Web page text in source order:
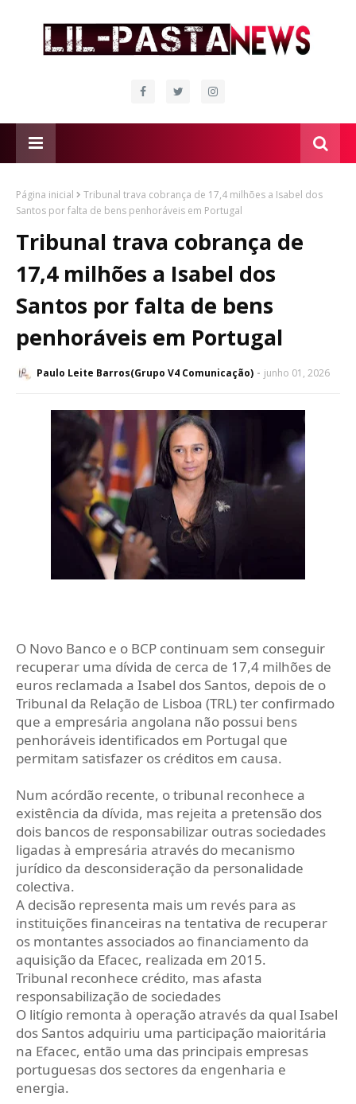
Página inicial
Tribunal trava cobrança de 17,4 milhões a Isabel dos
Santos por falta de bens penhoráveis em Portugal
Tribunal trava cobrança de
17,4 milhões a Isabel dos
Santos por falta de bens
penhoráveis em Portugal
Paulo Leite Barros(Grupo V4 Comunicação) junho 01, 2026
O Novo Banco e o BCP continuam sem conseguir
recuperar uma dívida de cerca de 17,4 milhões de
euros reclamada a Isabel dos Santos, depois de o
Tribunal da Relação de Lisboa (TRL) ter confirmado
que a empresária angolana não possui bens
penhoráveis identificados em Portugal que
permitam satisfazer os créditos em causa.
Num acórdão recente, o tribunal reconhece a
existência da dívida, mas rejeita a pretensão dos
dois bancos de responsabilizar outras sociedades
ligadas à empresária através do mecanismo
jurídico da desconsideração da personalidade
colectiva.
A decisão representa mais um revés para as
instituições financeiras na tentativa de recuperar
os montantes associados ao financiamento da
aquisição da Efacec, realizada em 2015.
Tribunal reconhece crédito, mas afasta
responsabilização de sociedades
O litígio remonta à operação através da qual Isabel
dos Santos adquiriu uma participação maioritária
na Efacec, então uma das principais empresas
portuguesas dos sectores da engenharia e
energia.